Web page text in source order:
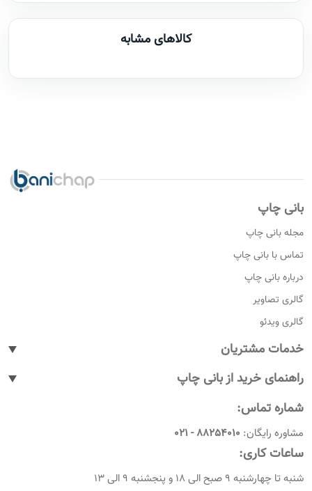
کالاهای مشابه
بانی چاپ
مجله بانی چاپ
تماس با بانی چاپ
درباره بانی چاپ
گالری تصاویر
گالری ویدئو
خدمات مشتریان
پیگیری سفارشات
رویه های بازگرداندن کالا
شرایط و قوانین
راهنمای خرید از بانی چاپ
نحوه ثبت سفارش
نحوه ثبت نام
نحوه ارسال سفارشات
راهنمای پرداخت
شماره تماس:
مشاوره رایگان: 88254010 - 021
ساعات کاری:
شنبه تا چهارشنبه 9 صبح الی 18 و پنجشنبه 9 الی 13